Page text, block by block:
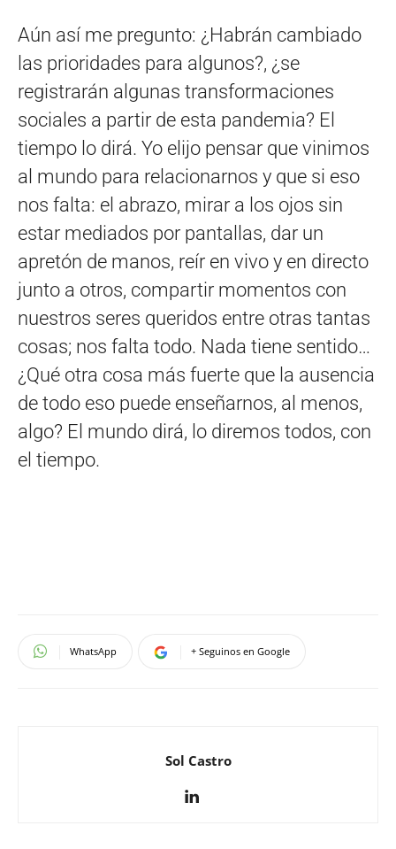
Aún así me pregunto: ¿Habrán cambiado
las prioridades para algunos?, ¿se
registrarán algunas transformaciones
sociales a partir de esta pandemia? El
tiempo lo dirá. Yo elijo pensar que vinimos
al mundo para relacionarnos y que si eso
nos falta: el abrazo, mirar a los ojos sin
estar mediados por pantallas, dar un
apretón de manos, reír en vivo y en directo
junto a otros, compartir momentos con
nuestros seres queridos entre otras tantas
cosas; nos falta todo. Nada tiene sentido…
¿Qué otra cosa más fuerte que la ausencia
de todo eso puede enseñarnos, al menos,
algo? El mundo dirá, lo diremos todos, con
el tiempo.
WhatsApp + Seguinos en Google
Sol Castro